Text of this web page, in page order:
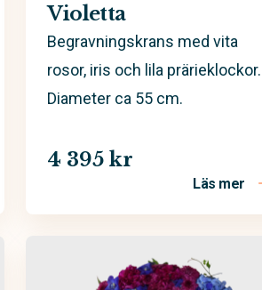
– Eldblom
Violetta
Begravningskrans med vita
rosor, iris och lila prärieklockor.
Diameter ca 55 cm.
4 395 kr
Läs mer